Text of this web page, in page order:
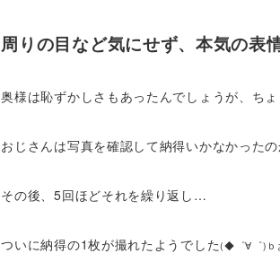
周りの目など気にせず、本気の表
奥様は恥ずかしさもあったんでしょうが、ち
おじさんは写真を確認して納得いかなかった
その後、5回ほどそれを繰り返し…
ついに納得の1枚が撮れたようでした(◆゜∀゜)ｂ